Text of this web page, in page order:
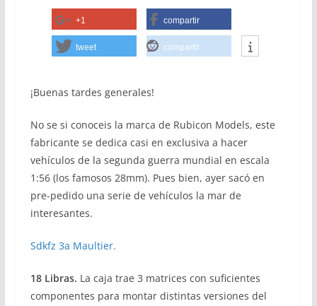
+1 compartir
tweet compartir
¡Buenas tardes generales!
No se si conoceis la marca de Rubicon Models, este
fabricante se dedica casi en exclusiva a hacer
vehículos de la segunda guerra mundial en escala
1:56 (los famosos 28mm). Pues bien, ayer sacó en
pre-pedido una serie de vehículos la mar de
interesantes.
Sdkfz 3a Maultier.
18 Libras. La caja trae 3 matrices con suficientes
componentes para montar distintas versiones del